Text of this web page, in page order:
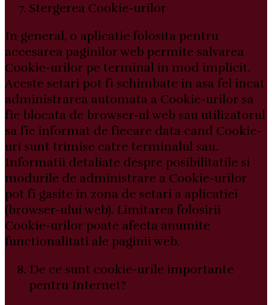
Stergerea Cookie-urilor
In general, o aplicatie folosita pentru
accesarea paginilor web permite salvarea
Cookie-urilor pe terminal in mod implicit.
Aceste setari pot fi schimbate in asa fel incat
administrarea automata a Cookie-urilor sa
fie blocata de browser-ul web sau utilizatorul
sa fie informat de fiecare data cand Cookie-
uri sunt trimise catre terminalul sau.
Informatii detaliate despre posibilitatile si
modurile de administrare a Cookie-urilor
pot fi gasite in zona de setari a aplicatiei
(browser-ului web). Limitarea folosirii
Cookie-urilor poate afecta anumite
functionalitati ale paginii web.
De ce sunt cookie-urile importante
pentru Internet?